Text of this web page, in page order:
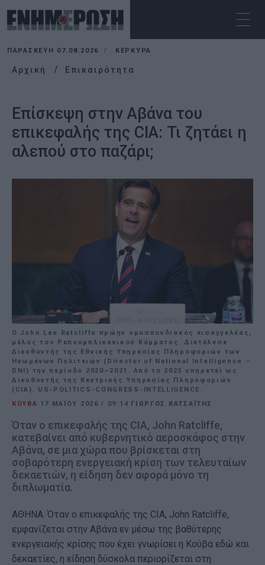
ΠΑΡΑΣΚΕΥΉ 07.08.2026 ΚΕΡΚΥΡΑ
Αρχική Επικαιρότητα
Επίσκεψη στην Αβάνα του
επικεφαλής της CIA: Τι ζητάει η
αλεπού στο παζάρι;
Ο John Lee Ratcliffe πρώην ομοσπονδιακός εισαγγελέας,
μέλος του Ρεπουμπλικανικού Κόμματος. Διετέλεσε
Διευθυντής της Εθνικής Υπηρεσίας Πληροφοριών των
Ηνωμένων Πολιτειών (Director of National Intelligence –
DNI) την περίοδο 2020–2021. Από το 2025 υπηρετεί ως
Διευθυντής της Κεντρικής Υπηρεσίας Πληροφοριών
(CIA). US-POLITICS-CONGRESS-INTELLIGENCE.
ΚΟΥΒΑ 17 ΜΑΪ́ΟΥ 2026/ 09:14 ΓΙΩΡΓΟΣ ΚΑΤΣΑΪΤΗΣ
Όταν ο επικεφαλής της CIA, John Ratcliffe,
κατεβαίνει από κυβερνητικό αεροσκάφος στην
Αβάνα, σε μια χώρα που βρίσκεται στη
σοβαρότερη ενεργειακή κρίση των τελευταίων
δεκαετιών, η είδηση δεν αφορά μόνο τη
διπλωματία.
ΑΘΗΝΑ. Όταν ο επικεφαλής της CIA, John Ratcliffe,
εμφανίζεται στην Αβάνα εν μέσω της βαθύτερης
ενεργειακής κρίσης που έχει γνωρίσει η Κούβα εδώ και
δεκαετίες, η είδηση δύσκολα περιορίζεται στη